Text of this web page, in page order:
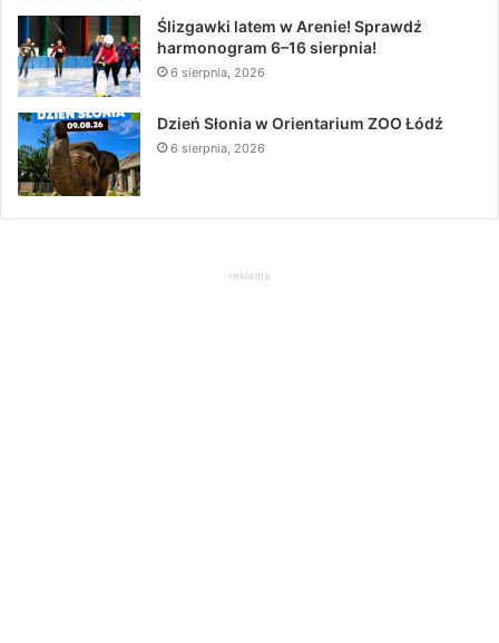
Ślizgawki latem w Arenie! Sprawdź
harmonogram 6–16 sierpnia!
6 sierpnia, 2026
Dzień Słonia w Orientarium ZOO Łódź
6 sierpnia, 2026
reklama